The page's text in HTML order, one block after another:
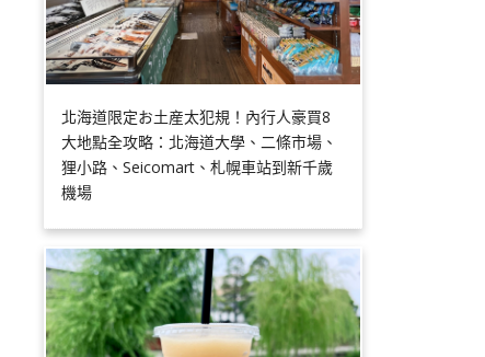
北海道限定お土産太犯規！內行人豪買8
大地點全攻略：北海道大學、二條市場、
狸小路、Seicomart、札幌車站到新千歲
機場